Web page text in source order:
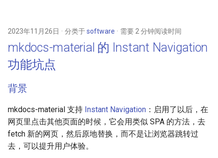
2023年11月26日 分类于software 需要 2 分钟阅读时间
mkdocs-material 的 Instant Navigation
功能坑点
背景
mkdocs-material 支持 Instant Navigation ：启用了以后，在
网页里点击其他页面的时候，它会用类似 SPA 的方法，去
fetch 新的网页，然后原地替换，而不是让浏览器跳转过
去，可以提升用户体验。